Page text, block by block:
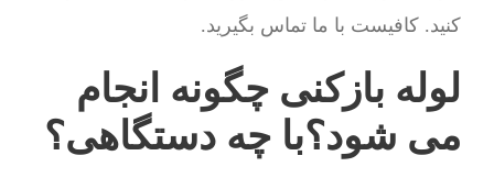
کنید. کافیست با ما تماس بگیرید.
لوله بازکنی چگونه انجام
می شود؟با چه دستگاهی؟